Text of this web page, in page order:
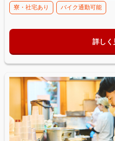
寮・社宅あり バイク通勤可能
詳しく